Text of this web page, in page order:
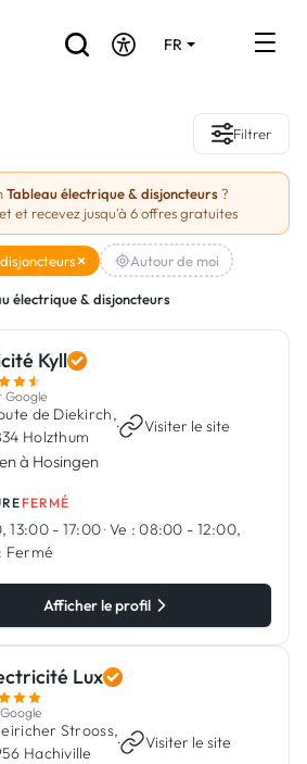
FR
?
Filtrer
Tableau électrique & disjoncteurs ?
et recevez jusqu'à 6 offres gratuites
Autour de moi
électrique & disjoncteurs
Kyll
Google
de Diekirch,
Holzthum
· Visiter le site
à Hosingen
FERMÉ
13:00 - 17:00·Ve : 08:00 - 12:00,
Fermé
Afficher le profil
Lux
Strooss,
Hachiville
· Visiter le site